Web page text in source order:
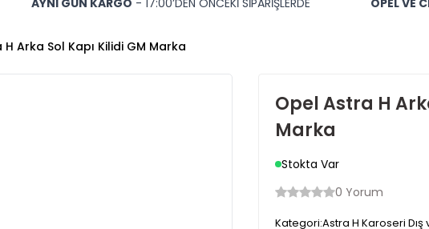
AYNI GÜN KARGO - 17:00’DEN ÖNCEKİ SİPARİŞLERDE OPEL VE
Arka Sol Kapı Kilidi GM Marka
Opel Astra H
Marka
Stokta Var
0 Yorum
Kategori:Astra H Karoseri